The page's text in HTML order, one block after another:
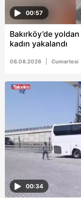
00:57
Bakırköy’de
kadın yakalandı
08.08.2026 Cumartesi
00:34